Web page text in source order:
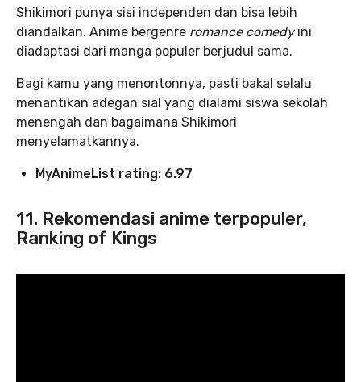
Shikimori punya sisi independen dan bisa lebih
diandalkan. Anime bergenre romance comedyini
diadaptasi dari manga populer berjudul sama.
Bagi kamu yang menontonnya, pasti bakal selalu
menantikan adegan sial yang dialami siswa sekolah
menengah dan bagaimana Shikimori
menyelamatkannya.
MyAnimeList rating: 6.97
11. Rekomendasi anime terpopuler,
Ranking of Kings